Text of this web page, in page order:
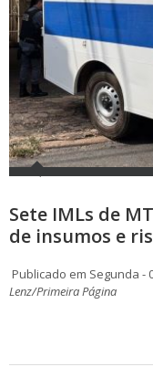
Sete IMLs de
de insumos e
Publicado em Segunda -
Lenz/Primeira Página